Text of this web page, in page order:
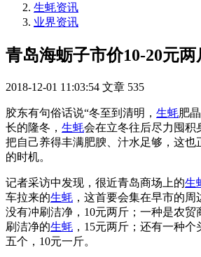
生蚝资讯
业界资讯
青岛海蛎子市价10-20元两
2018-12-01 11:03:54 文章 535
胶东有句俗话说“冬至到清明， 生蚝肥
长的隆冬， 生蚝会在立冬往后尽力囤积
把自己养得丰满肥腴、汁水足够，这也
的时机。
记者采访中发现，很近青岛商场上的生
车拉来的生蚝 ，这首要会集在早市的周
没有冲刷洁净，10元两斤；一种是农贸
刷洁净的生蚝 ，15元两斤；还有一种
五个，10元一斤。